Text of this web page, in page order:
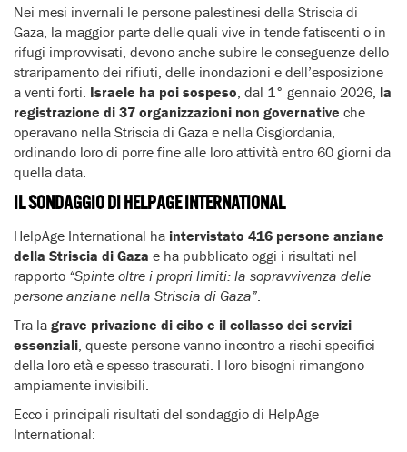
Nei mesi invernali le persone palestinesi della Striscia di
Gaza, la maggior parte delle quali vive in tende fatiscenti o in
rifugi improvvisati, devono anche subire le conseguenze dello
straripamento dei rifiuti, delle inondazioni e dell’esposizione
a venti forti. Israele ha poi sospeso , dal 1° gennaio 2026, la
registrazione di 37 organizzazioni non governative che
operavano nella Striscia di Gaza e nella Cisgiordania,
ordinando loro di porre fine alle loro attività entro 60 giorni da
quella data.
IL SONDAGGIO DI HELPAGE INTERNATIONAL
HelpAge International ha intervistato 416 persone anziane
della Striscia di Gaza e ha pubblicato oggi i risultati nel
rapporto “Spinte oltre i propri limiti: la sopravvivenza delle
persone anziane nella Striscia di Gaza”
Tra la grave privazione di cibo e il collasso dei servizi
essenziali , queste persone vanno incontro a rischi specifici
della loro età e spesso trascurati. I loro bisogni rimangono
ampiamente invisibili.
Ecco i principali risultati del sondaggio di HelpAge
International: